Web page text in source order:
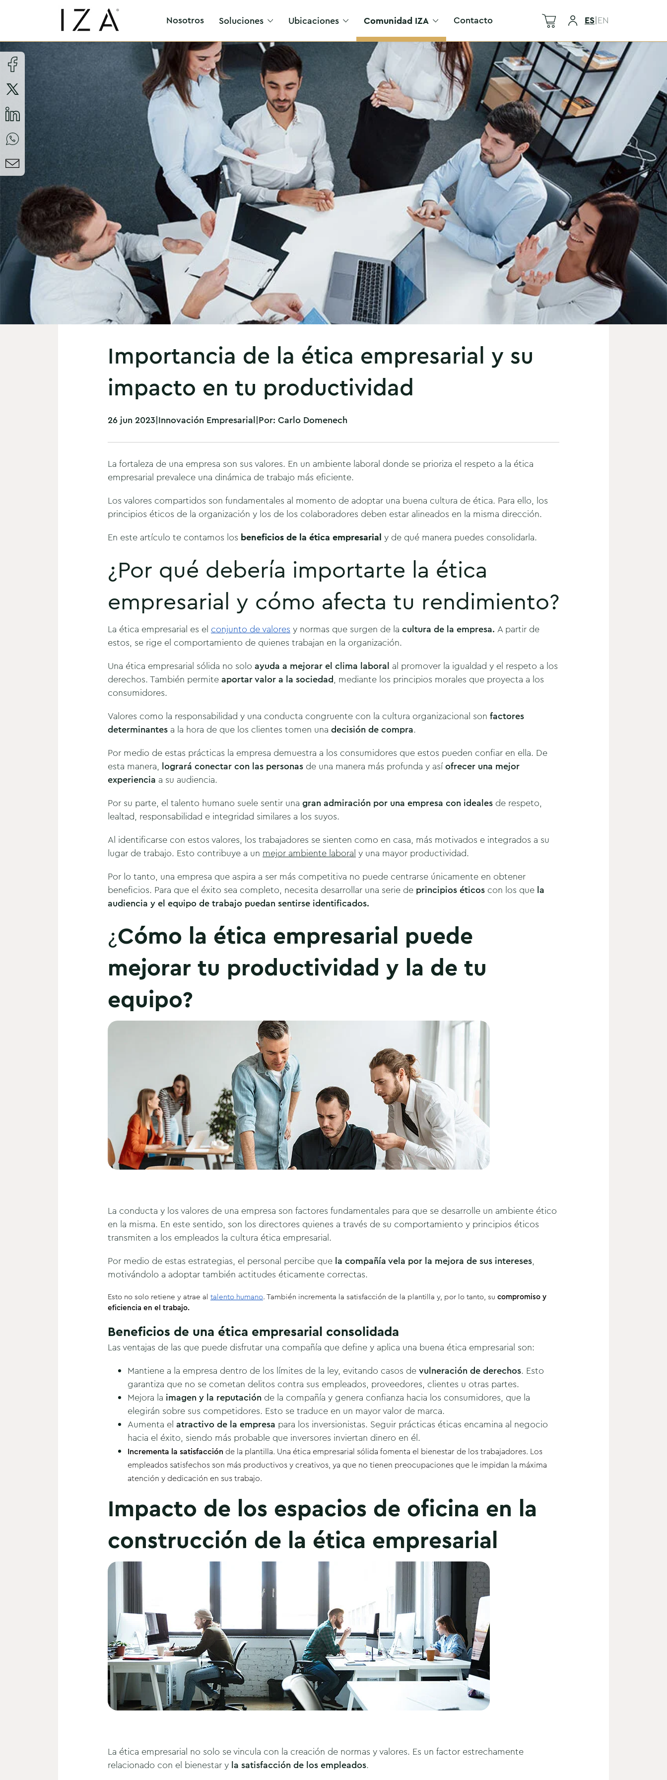
Nosotros Soluciones Ubicaciones Comunidad IZA
Acceso VIP
Contacto ES|EN
Importancia de la ética empresarial y su
impacto en tu productividad
26 jun 2023|Innovación Empresarial|Por: Carlo Domenech
La fortaleza de una empresa son sus valores. En un ambiente laboral donde se prioriza el respeto a la ética
empresarial prevalece una dinámica de trabajo más eficiente.
Los valores compartidos son fundamentales al momento de adoptar una buena cultura de ética. Para ello, los
principios éticos de la organización y los de los colaboradores deben estar alineados en la misma dirección.
En este artículo te contamos los beneficios de la ética empresarial y de qué manera puedes consolidarla.
¿Por qué debería importarte la ética
empresarial y cómo afecta tu rendimiento?
La ética empresarial es el conjunto de valoresy normas que surgen de la cultura de la empresa. A partir de
estos, se rige el comportamiento de quienes trabajan en la organización.
Una ética empresarial sólida no solo ayuda a mejorar el clima laboral al promover la igualdad y el respeto a los
derechos. También permiteaportar valor a la sociedad, mediante los principios morales que proyecta a los
consumidores.
Valores como la responsabilidad y una conducta congruente con la cultura organizacional son factores
determinantes a la hora de que los clientes tomen una decisión de compra.
Por medio de estas prácticas la empresa demuestra a los consumidores que estos pueden confiar en ella. De
esta manera, logrará conectar con las personas de una manera más profunda y asíofrecer una mejor
experiencia a su audiencia.
Por su parte, el talento humano suele sentir una gran admiración por una empresa con ideales de respeto,
lealtad, responsabilidad e integridad similares a los suyos.
Al identificarse con estos valores, los trabajadores se sienten como en casa, más motivados e integrados a su
lugar de trabajo. Esto contribuye a un mejor ambiente laboraly una mayor productividad.
Por lo tanto, una empresa que aspira a ser más competitiva no puede centrarse únicamente en obtener
beneficios. Para que el éxito sea completo, necesita desarrollar una serie de principios éticos con los que la
audiencia y el equipo de trabajo puedan sentirse identificados.
¿Cómo la ética empresarial puede
mejorar tu productividad y la de tu
equipo?
La conducta y los valores de una empresa son factores fundamentales para que se desarrolle un ambiente ético
en la misma. En este sentido, son los directores quienes a través de su comportamiento y principios éticos
transmiten a los empleados la cultura ética empresarial.
Por medio de estas estrategias, el personal percibe que la compañía vela por la mejora de sus intereses,
motivándolo a adoptar también actitudes éticamente correctas.
Esto no solo retiene y atrae al talento humano.También incrementa la satisfacción de la plantilla y, por lo tanto, su compromiso y
eficiencia en el trabajo.
Beneficios de una ética empresarial consolidada
Las ventajas de las que puede disfrutar una compañía que define y aplica una buena ética empresarial son:
Mantiene a la empresa dentro de los límites de la ley, evitando casos devulneración de derechos. Esto
garantiza que no se cometan delitos contra sus empleados, proveedores, clientes u otras partes.
Mejora la imagen y la reputación de la compañía y genera confianza hacia los consumidores, que la
elegirán sobre sus competidores. Esto se traduce en un mayor valor de marca.
Aumenta el atractivo de la empresa para los inversionistas. Seguir prácticas éticas encamina al negocio
hacia el éxito, siendo más probable que inversores inviertan dinero en él.
Incrementa la satisfacción de la plantilla. Una ética empresarial sólida fomenta el bienestar de los trabajadores. Los
empleados satisfechos son más productivos y creativos, ya que no tienen preocupaciones que le impidan la máxima
atención y dedicación en sus trabajo.
Impacto de los espacios de oficina en la
construcción de la ética empresarial
La ética empresarial no solo se vincula con la creación de normas y valores. Es un factor estrechamente
relacionado con el bienestar y la satisfacción de los empleados.